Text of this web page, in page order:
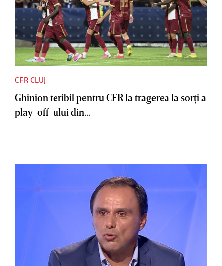
CFR CLUJ
Ghinion teribil pentru CFR la tragerea la sorţi a
play-off-ului din...